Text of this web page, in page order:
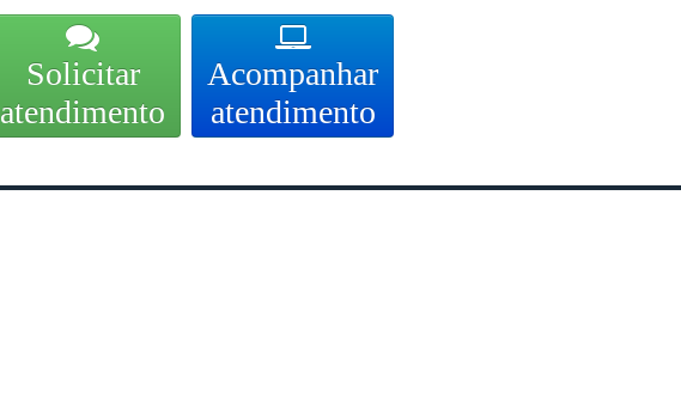
Solicitar
atendimento
Acompanhar
atendimento